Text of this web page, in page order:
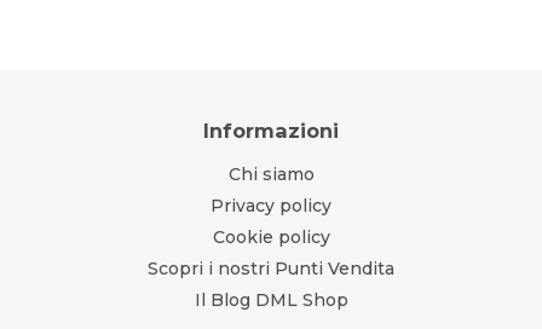
Informazioni
Chi siamo
Privacy policy
Cookie policy
Scopri i nostri Punti Vendita
Il Blog DML Shop